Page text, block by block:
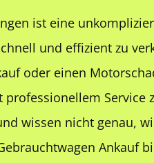
ist eine
und effizient zu
oder einen
Service
wissen nicht genau,
Ankauf